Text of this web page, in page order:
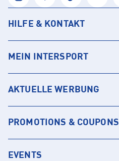
HILFE & KONTAKT
MEIN INTERSPORT
AKTUELLE WERBUNG
PROMOTIONS & COUPONS
EVENTS